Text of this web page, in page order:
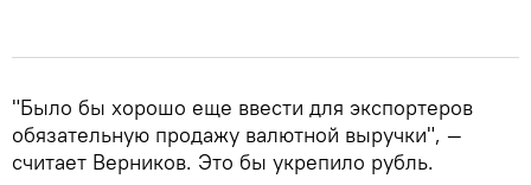
"Было бы хорошо еще ввести для экспортеров
обязательную продажу валютной выручки", —
считает Верников. Это бы укрепило рубль.